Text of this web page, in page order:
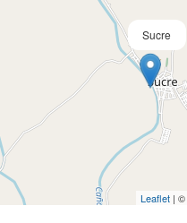
Sucre
Leaflet | ©